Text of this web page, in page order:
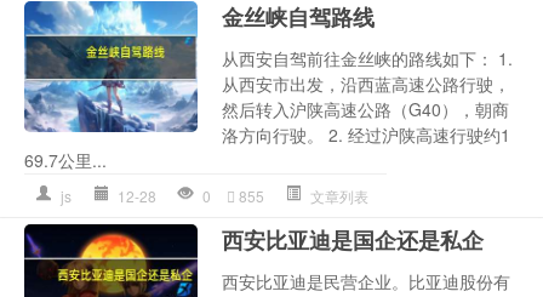
金丝峡自驾路线
从西安自驾前往金丝峡的路线如下： 1.
从西安市出发，沿西蓝高速公路行驶，
然后转入沪陕高速公路（G40），朝商
洛方向行驶。 2. 经过沪陕高速行驶约1
69.7公里...
js 12-28 0 855 文章列表
西安比亚迪是国企还是私企
西安比亚迪是民营企业。比亚迪股份有